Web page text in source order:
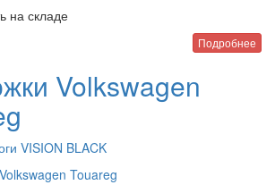
на складе
Подробнее
Volkswagen
VISION BLACK